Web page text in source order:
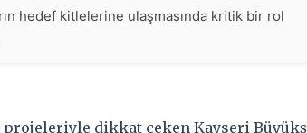
dikkat çeken Kayseri